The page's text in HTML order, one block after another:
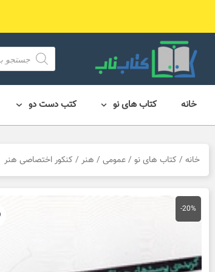
محتوا
محصول
search
خانه کتاب های نو کتب دست دو
خانه / کتاب های نو /عمومی / هنر / کنکور اختصاصی هنر
-20%